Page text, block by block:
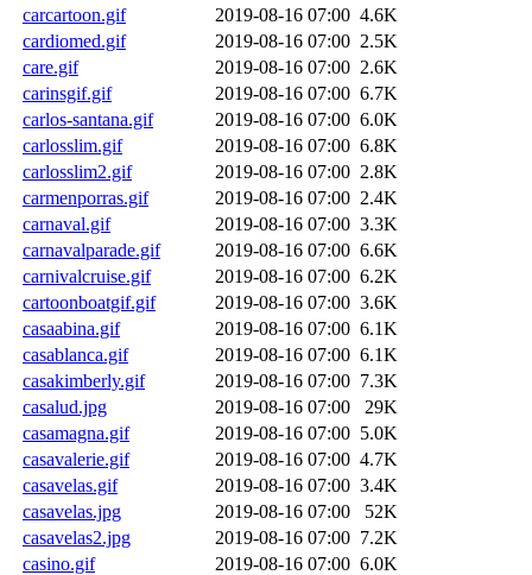
carcartoon.gif
2019-08-16 07:00 4.6K
cardiomed.gif
2019-08-16 07:00 2.5K
care.gif
2019-08-16 07:00 2.6K
carinsgif.gif
2019-08-16 07:00 6.7K
carlos-santana.gif
2019-08-16 07:00 6.0K
carlosslim.gif
2019-08-16 07:00 6.8K
carlosslim2.gif
2019-08-16 07:00 2.8K
carmenporras.gif
2019-08-16 07:00 2.4K
carnaval.gif
2019-08-16 07:00 3.3K
carnavalparade.gif
2019-08-16 07:00 6.6K
carnivalcruise.gif
2019-08-16 07:00 6.2K
cartoonboatgif.gif
2019-08-16 07:00 3.6K
casaabina.gif
2019-08-16 07:00 6.1K
casablanca.gif
2019-08-16 07:00 6.1K
casakimberly.gif
2019-08-16 07:00 7.3K
casalud.jpg
2019-08-16 07:00
29K
casamagna.gif
2019-08-16 07:00 5.0K
casavalerie.gif
2019-08-16 07:00 4.7K
casavelas.gif
2019-08-16 07:00 3.4K
casavelas.jpg
2019-08-16 07:00
52K
casavelas2.jpg
2019-08-16 07:00 7.2K
casino.gif
2019-08-16 07:00 6.0K